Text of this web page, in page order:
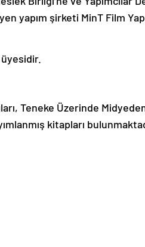
yapım şirketi MinT Film
Teneke Üzerinde
kitapları